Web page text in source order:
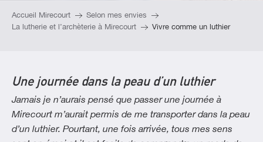
Accueil Mirecourt
Selon mes envies
La lutherie et l’archèterie à Mirecourt
Vivre comme un luthier
Une journée dans la peau d’un luthier
Jamais je n’aurais pensé que passer une journée à
Mirecourt m’aurait permis de me transporter dans la peau
d’un luthier. Pourtant, une fois arrivée, tous mes sens